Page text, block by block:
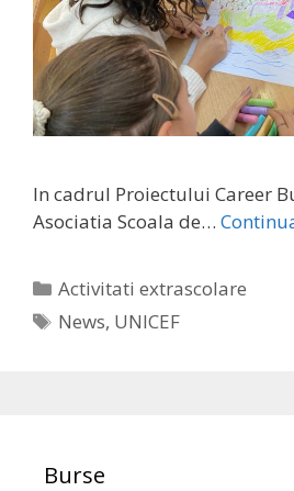
In cadrul Proiectului Career
Asociatia Scoala de…
Categories
Activitati extrascolare
Tags
News, UNICEF
Burse